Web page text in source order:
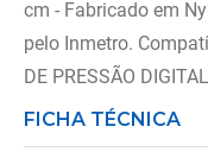
cm - Fabricado em
pelo Inmetro.
DE PRESSÃO
FICHA TÉCNICA